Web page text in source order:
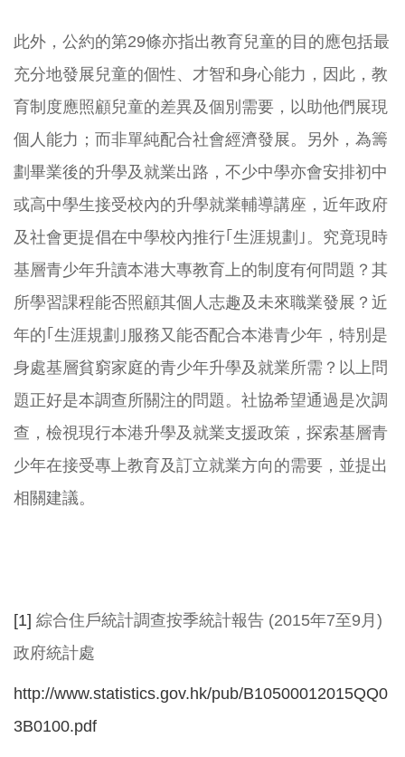
此外，公約的第29條亦指出教育兒童的目的應包括最
充分地發展兒童的個性、才智和身心能力，因此，教
育制度應照顧兒童的差異及個別需要，以助他們展現
個人能力；而非單純配合社會經濟發展。另外，為籌
劃畢業後的升學及就業出路，不少中學亦會安排初中
或高中學生接受校內的升學就業輔導講座，近年政府
及社會更提倡在中學校內推行｢生涯規劃｣。究竟現時
基層青少年升讀本港大專教育上的制度有何問題？其
所學習課程能否照顧其個人志趣及未來職業發展？近
年的｢生涯規劃｣服務又能否配合本港青少年，特別是
身處基層貧窮家庭的青少年升學及就業所需？以上問
題正好是本調查所關注的問題。社協希望通過是次調
查，檢視現行本港升學及就業支援政策，探索基層青
少年在接受專上教育及訂立就業方向的需要，並提出
相關建議。
[1] 綜合住戶統計調查按季統計報告 (2015年7至9月)
政府統計處
http://www.statistics.gov.hk/pub/B10500012015QQ0
3B0100.pdf